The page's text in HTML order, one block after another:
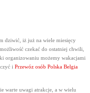
dziwić, iż już na wiele miesięcy
czekać do ostatniej chwili,
organizowaniu możemy wakacjami
i Przewóz osób Polska Belgia
warte uwagi atrakcje, a w wielu